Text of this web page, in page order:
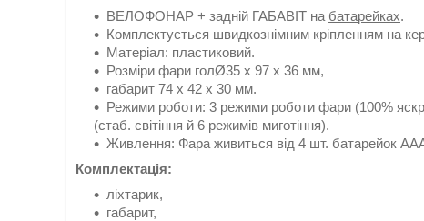
ВЕЛОФОНАР + задній ГАБАВІТ на батарейках.
Комплектується швидкознімним кріпленням на
Матеріал: пластиковий.
Розміри фари голØ35 х 97 х 36 мм,
габарит 74 х 42 х 30 мм.
Режими роботи: 3 режими роботи фари (100%
(стаб. світіння й 6 режимів миготіння).
Живлення: Фара живиться від 4 шт. батарейок
Комплектація:
ліхтарик,
габарит,